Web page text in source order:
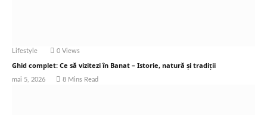
Lifestyle 0 Views
Ghid complet: Ce să vizitezi în Banat – Istorie, natură și tradiții
mai 5, 2026 8 Mins Read